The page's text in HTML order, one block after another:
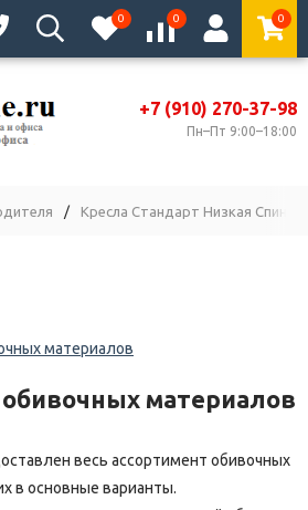
0 0 0
+7 (910) 270-37-98
Пн–Пт 9:00–18:00
/ Кресла Стандарт Низкая Спинка
материалов
материалов
весь ассортимент обивочных
в основные варианты.